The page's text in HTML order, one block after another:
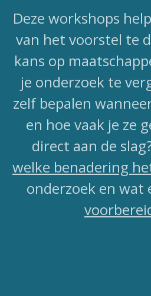
Deze workshops
van het voorstel te
kans op
je onderzoek te
zelf bepalen
en hoe vaak je ze
direct aan de
welke benadering
onderzoek en wat